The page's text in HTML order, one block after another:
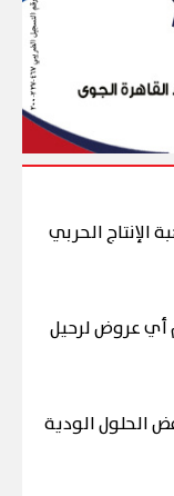
الحربي
أي عروض لرحيل
الحلول الودية